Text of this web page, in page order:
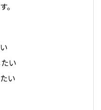
。
い
い